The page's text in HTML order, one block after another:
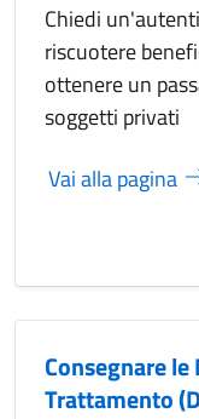
Chiedi
riscuotere
ottenere un
soggetti privati
Vai alla pagina
Consegnare
Trattamento